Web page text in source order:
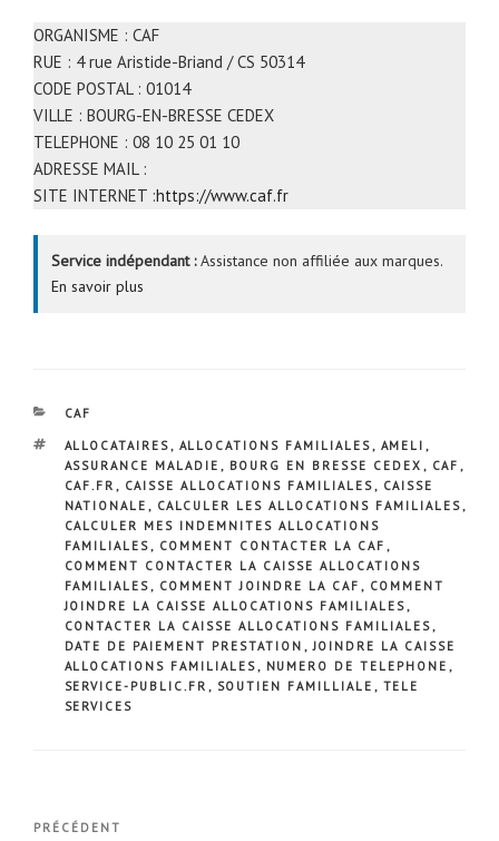
ORGANISME : CAF
RUE : 4 rue Aristide-Briand / CS 50314
CODE POSTAL : 01014
VILLE : BOURG-EN-BRESSE CEDEX
TELEPHONE : 08 10 25 01 10
ADRESSE MAIL :
SITE INTERNET :https://www.caf.fr
Service indépendant :Assistance non affiliée aux marques.
En savoir plus
CATÉGORIES
CAF
ÉTIQUETTES
ALLOCATAIRES, ALLOCATIONS FAMILIALES, AMELI ,
ASSURANCE MALADIE , BOURG EN BRESSE CEDEX , CAF ,
CAF.FR , CAISSE ALLOCATIONS FAMILIALES, CAISSE
NATIONALE , CALCULER LES ALLOCATIONS FAMILIALES,
CALCULER MES INDEMNITES ALLOCATIONS
FAMILIALES, COMMENT CONTACTER LA CAF ,
COMMENT CONTACTER LA CAISSE ALLOCATIONS
FAMILIALES, COMMENT JOINDRE LA CAF , COMMENT
JOINDRE LA CAISSE ALLOCATIONS FAMILIALES,
CONTACTER LA CAISSE ALLOCATIONS FAMILIALES,
DATE DE PAIEMENT PRESTATION ,JOINDRE LA CAISSE
ALLOCATIONS FAMILIALES, NUMERO DE TELEPHONE ,
SERVICE-PUBLIC.FR , SOUTIEN FAMILLIALE , TELE
SERVICES
Navigation
Article
PRÉCÉDENT